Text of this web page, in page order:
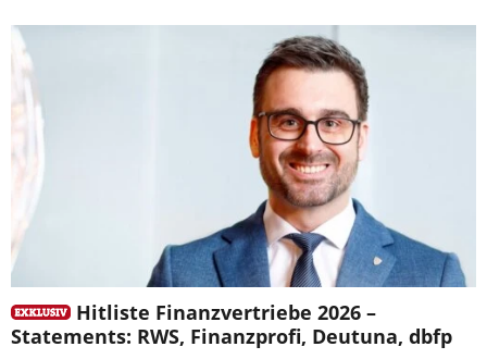
Hitliste Finanzvertriebe 2026 –
Statements: RWS, Finanzprofi, Deutuna, dbfp